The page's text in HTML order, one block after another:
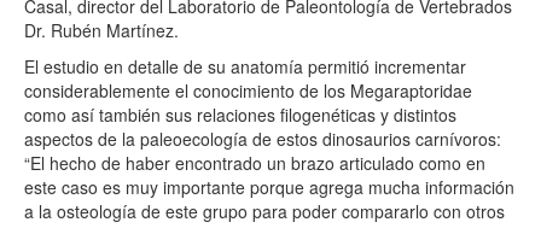
Casal, director del Laboratorio de Paleontología de Vertebrados
Dr. Rubén Martínez.
El estudio en detalle de su anatomía permitió incrementar
considerablemente el conocimiento de los Megaraptoridae
como así también sus relaciones filogenéticas y distintos
aspectos de la paleoecología de estos dinosaurios carnívoros:
“El hecho de haber encontrado un brazo articulado como en
este caso es muy importante porque agrega mucha información
a la osteología de este grupo para poder compararlo con otros